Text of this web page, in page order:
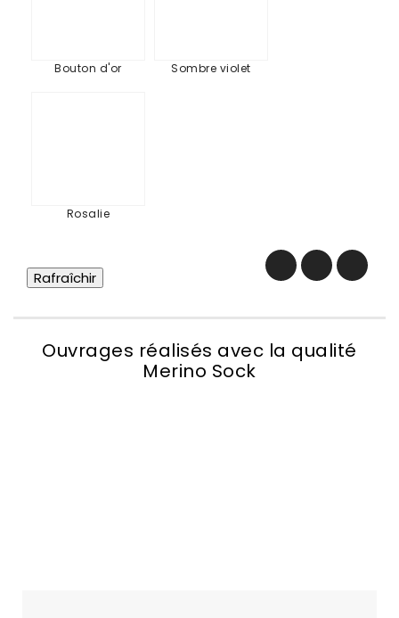
Bouton d'or
Sombre violet
Rosalie
Ouvrages réalisés avec la qualité
Merino Sock